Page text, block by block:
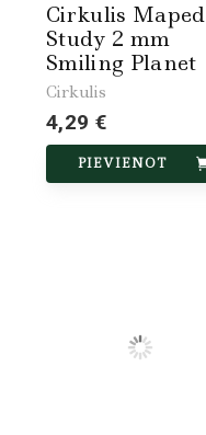
Cirkulis Maped
Study 2 mm
Smiling Planet
Cirkulis
4,29 €
PIEVIENOT